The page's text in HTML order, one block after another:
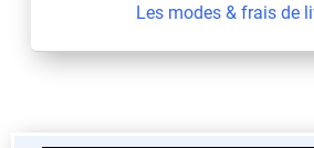
Les modes & frais de